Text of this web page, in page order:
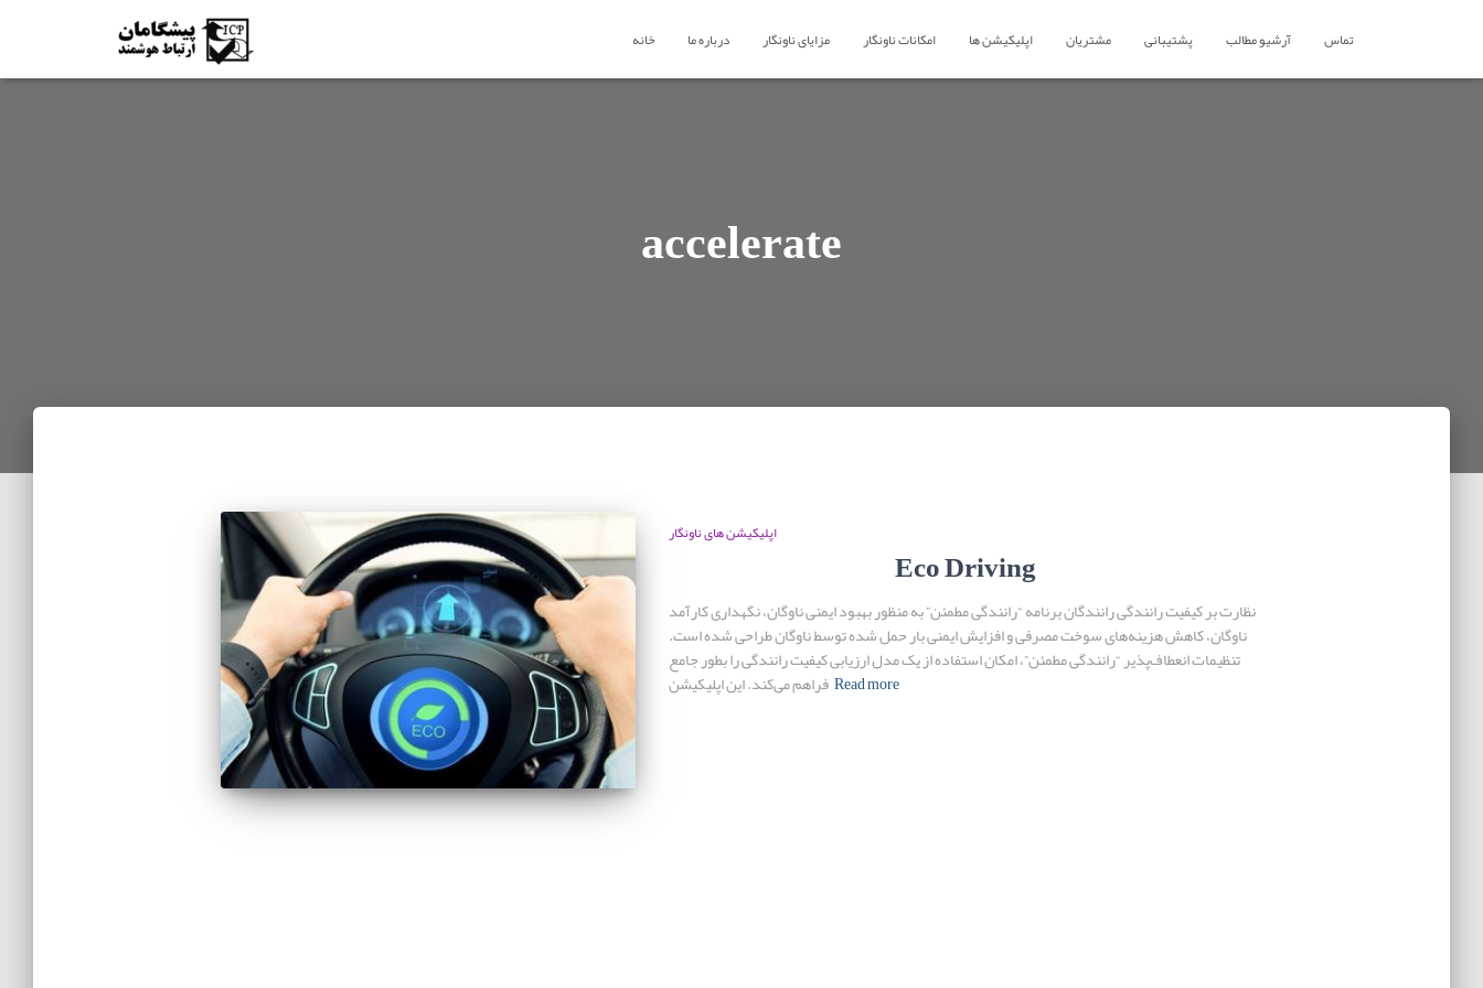
خانه درباره ما مزایای ناونگار امکانات ناونگار اپلیکیشن ها مشتریان پشتیبانی آرشیو مطالب تماس
accelerate
اپلیکیشن های ناونگار
Eco Driving
نظارت بر کیفیت رانندگی رانندگان برنامه “رانندگی مطمئن” به منظور بهبود ایمنی ناوگان، نگهداری کارآمد
ناوگان، کاهش هزینه‌های سوخت مصرفی و افزایش ایمنی بار حمل شده توسط ناوگان طراحی شده است.
تنظیمات انعطاف‌پذیر “رانندگی مطمئن”، امکان استفاده از یک مدل ارزیابی کیفیت رانندگی را بطور جامع
فراهم می‌کند. این اپلیکیشنRead more